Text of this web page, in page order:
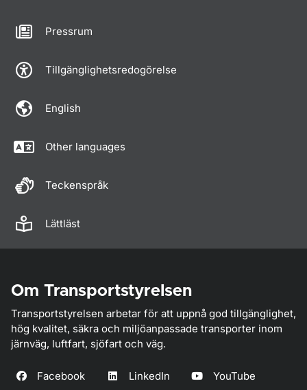
Pressrum
Tillgänglighetsredogörelse
English
Other languages
Teckenspråk
Lättläst
Om Transportstyrelsen
Transportstyrelsen arbetar för att uppnå god tillgänglighet,
hög kvalitet, säkra och miljöanpassade transporter inom
järnväg, luftfart, sjöfart och väg.
Facebook LinkedIn YouTube